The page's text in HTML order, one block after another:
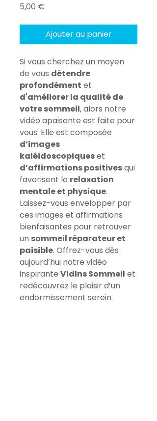
5,00 €
Ajouter au panier
Si vous cherchez un moyen
de vous détendre
profondément et
d'améliorer la qualité de
votre sommeil, alors notre
vidéo apaisante est faite pour
vous. Elle est composée
d’images
kaléidoscopiques et
d’affirmations positives qui
favorisent la relaxation
mentale et physique.
Laissez-vous envelopper par
ces images et affirmations
bienfaisantes pour retrouver
un sommeil réparateur et
paisible. Offrez-vous dès
aujourd’hui notre vidéo
inspirante VidIns Sommeil et
redécouvrez le plaisir d’un
endormissement serein.